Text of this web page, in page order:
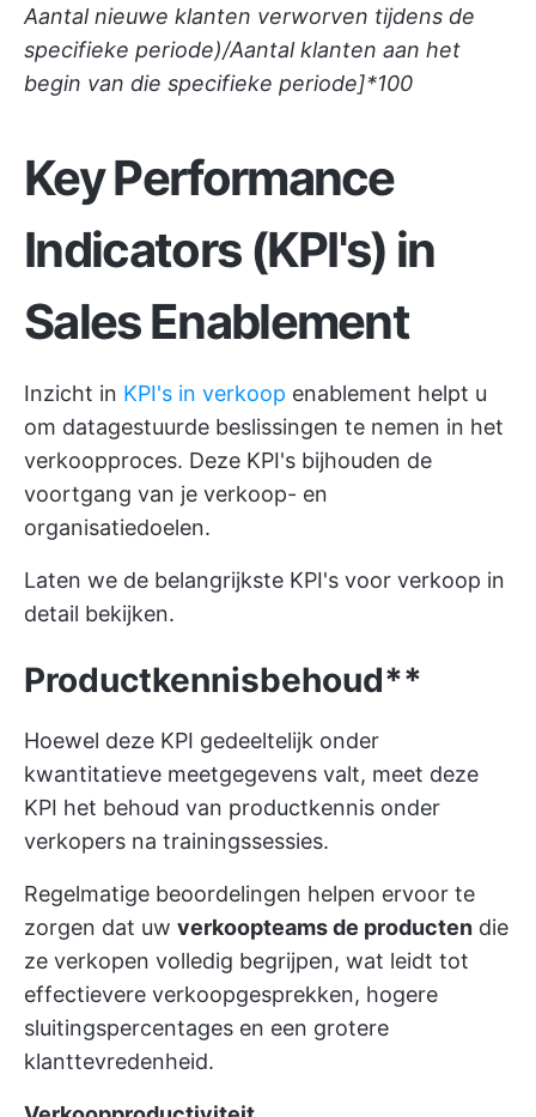
Aantal nieuwe klanten verworven tijdens de
specifieke periode)/Aantal klanten aan het
begin van die specifieke periode]*100
Key Performance
Indicators (KPI's) in
Sales Enablement
Inzicht in KPI's in verkoop enablement helpt u
om datagestuurde beslissingen te nemen in het
verkoopproces. Deze KPI's bijhouden de
voortgang van je verkoop- en
organisatiedoelen.
Laten we de belangrijkste KPI's voor verkoop in
detail bekijken.
Productkennisbehoud**
Hoewel deze KPI gedeeltelijk onder
kwantitatieve meetgegevens valt, meet deze
KPI het behoud van productkennis onder
verkopers na trainingssessies.
Regelmatige beoordelingen helpen ervoor te
zorgen dat uw verkoopteams de producten die
ze verkopen volledig begrijpen, wat leidt tot
effectievere verkoopgesprekken, hogere
sluitingspercentages en een grotere
klanttevredenheid.